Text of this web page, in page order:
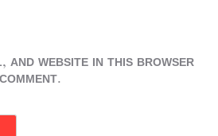
AND WEBSITE IN THIS BROWSER